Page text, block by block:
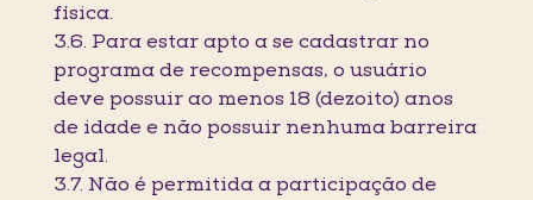
física.
3.6. Para estar apto a se cadastrar no
programa de recompensas, o usuário
deve possuir ao menos 18 (dezoito) anos
de idade e não possuir nenhuma barreira
legal.
3.7. Não é permitida a participação de